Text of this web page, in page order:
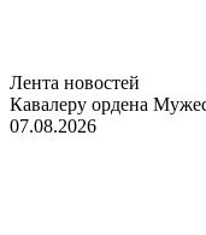
Лента новостей
Кавалеру ордена
07.08.2026